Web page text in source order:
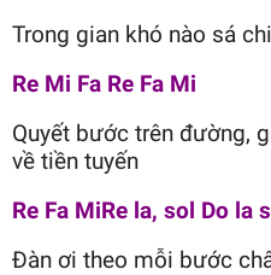
Trong gian khó nào sá chi
Re Mi Fa Re Fa Mi
Quyết bước trên đường,
về tiền tuyến
Re Fa MiRe la, sol Do la
Đàn ơi theo mỗi bước